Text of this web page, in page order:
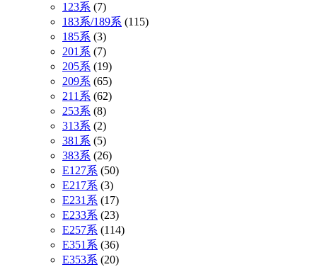
123系 (7)
183系/189系 (115)
185系 (3)
201系 (7)
205系 (19)
209系 (65)
211系 (62)
253系 (8)
313系 (2)
381系 (5)
383系 (26)
E127系 (50)
E217系 (3)
E231系 (17)
E233系 (23)
E257系 (114)
E351系 (36)
E353系 (20)